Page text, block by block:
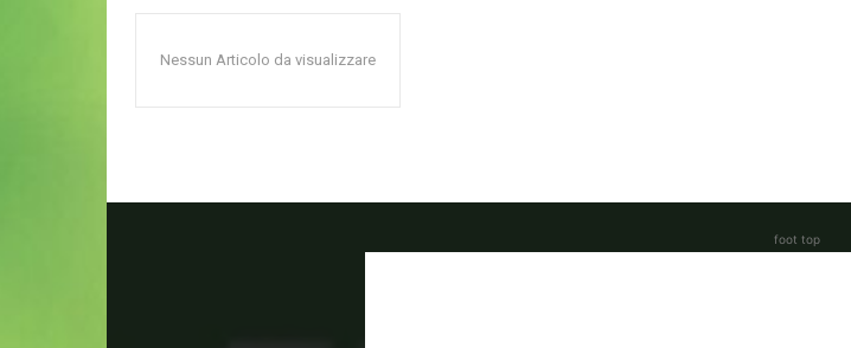
Nessun Articolo da visualizzare
foot top